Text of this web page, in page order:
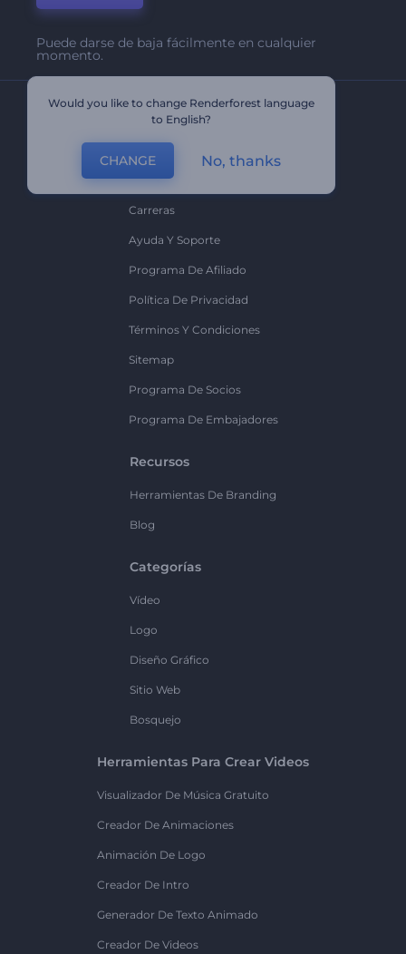
Puede darse de baja fácilmente en cualquier
momento.
Compañía
Acerca De
Contáctenos
Carreras
Ayuda Y Soporte
Programa De Afiliado
Política De Privacidad
Términos Y Condiciones
Sitemap
Programa De Socios
Programa De Embajadores
Recursos
Herramientas De Branding
Blog
Categorías
Vídeo
Logo
Diseño Gráfico
Sitio Web
Bosquejo
Herramientas Para Crear Videos
Visualizador De Música Gratuito
Creador De Animaciones
Animación De Logo
Creador De Intro
Generador De Texto Animado
Creador De Videos
Would you like to change Renderforest language
to English?
CHANGE No, thanks